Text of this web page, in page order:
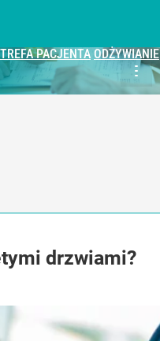
PACJENTA ODŻYWIANIE
drzwiami?